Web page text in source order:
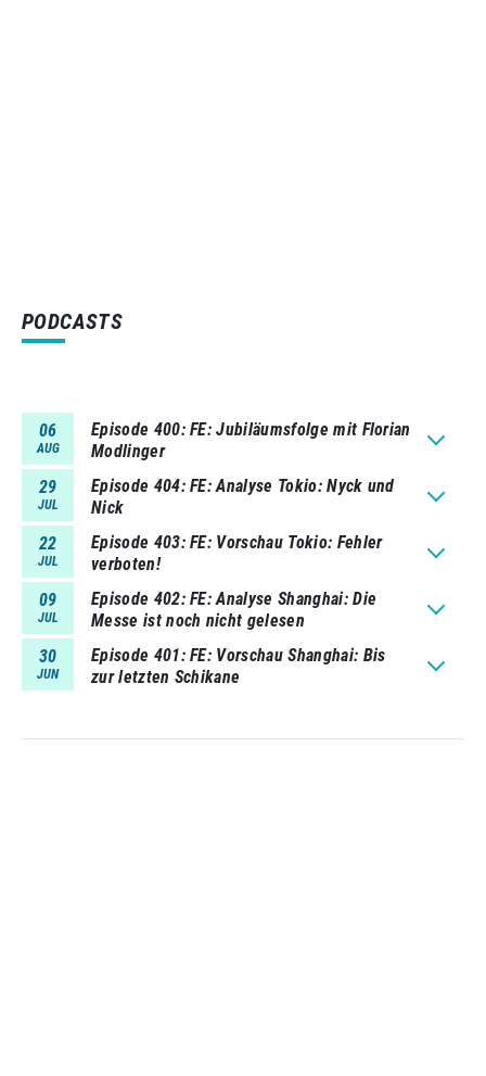
PODCASTS
06
AUG
Episode 400 FE: Jubiläumsfolge mit Florian
Modlinger
29
JUL
Episode 404 FE: Analyse Tokio: Nyck und
Nick
22
JUL
Episode 403 FE: Vorschau Tokio: Fehler
verboten!
09
JUL
Episode 402 FE: Analyse Shanghai: Die
Messe ist noch nicht gelesen
30
JUN
Episode 401 FE: Vorschau Shanghai: Bis
zur letzten Schikane